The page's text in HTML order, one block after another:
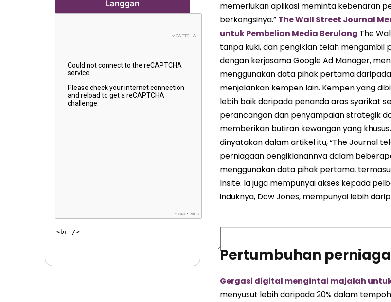
memerlukan aplikasi meminta kebenaran
berkongsinya.” The Wall Street Journal
untuk Pembelian Media Berulang The
tanpa kuki, dan pengiklan telah mengambil
dengan kerjasama Google Ad Manager,
menggunakan data pihak pertama
menjalankan kempen lain. Kempen yang
lebih baik daripada penanda aras syarikat
perancangan dan penyampaian strategik
memberikan butiran kewangan yang khusus.
dinyatakan dalam artikel itu, “The Journal
perniagaan pengiklanannya dalam
menggunakan data pihak pertama,
Insite. Ia juga mempunyai akses kepada
induknya, Dow Jones, mempunyai lebih
Pertumbuhan
Gergasi digital mengintai majalah
menyusut lebih daripada 20% dalam